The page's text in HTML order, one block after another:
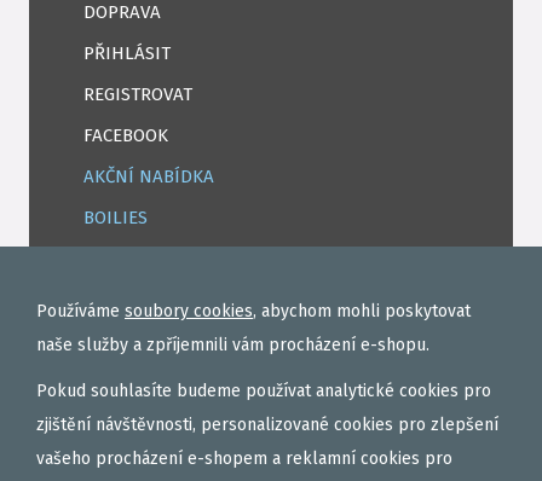
DOPRAVA
PŘIHLÁSIT
REGISTROVAT
FACEBOOK
AKČNÍ NABÍDKA
BOILIES
TEKUTÉ
OBALOVAČKY
VAŘENÝ PARTIKL
BIŽUTERIE NA MONTÁŽE
DÁRKOVÝ POUKAZ, DÁRKOVÁ KAZETA
Používáme soubory cookies, abychom mohli poskytovat
naše služby a zpříjemnili vám procházení e-shopu.
Pokud souhlasíte budeme používat analytické cookies pro
zjištění návštěvnosti, personalizované cookies pro zlepšení
vašeho procházení e-shopem a reklamní cookies pro